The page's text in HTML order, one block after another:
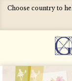
Choose country to